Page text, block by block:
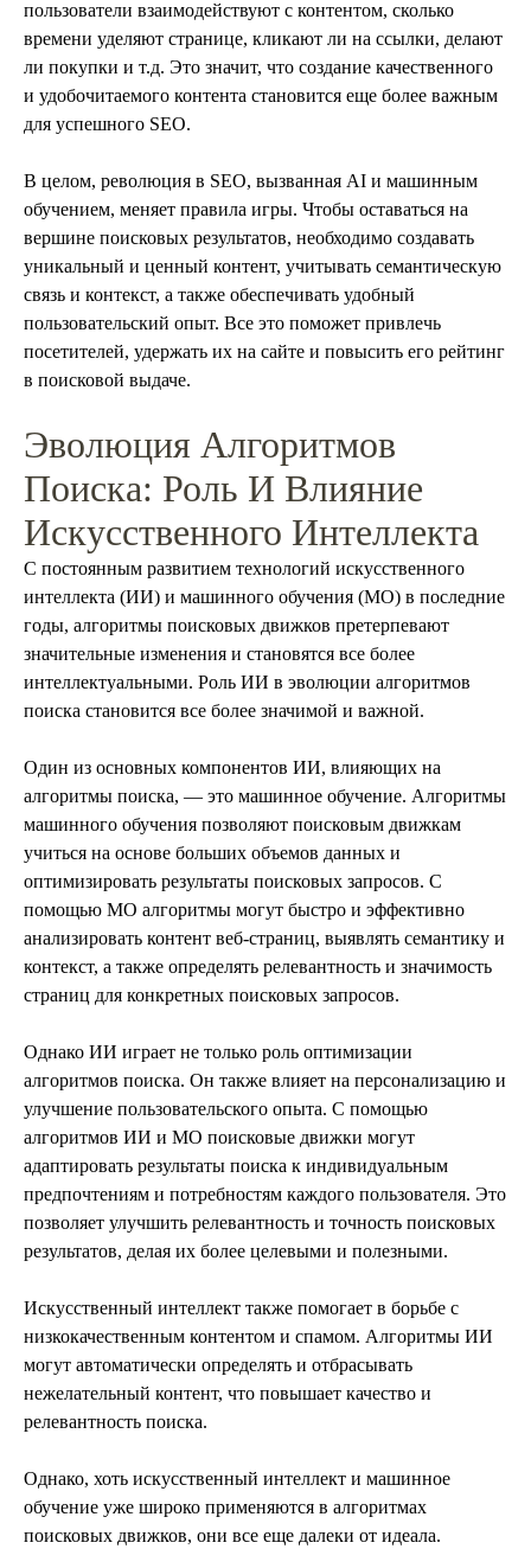
пользователи взаимодействуют с контентом, сколько
времени уделяют странице, кликают ли на ссылки, делают
ли покупки и т.д. Это значит, что создание качественного
и удобочитаемого контента становится еще более важным
для успешного SEO.
В целом, революция в SEO, вызванная AI и машинным
обучением, меняет правила игры. Чтобы оставаться на
вершине поисковых результатов, необходимо создавать
уникальный и ценный контент, учитывать семантическую
связь и контекст, а также обеспечивать удобный
пользовательский опыт. Все это поможет привлечь
посетителей, удержать их на сайте и повысить его рейтинг
в поисковой выдаче.
Эволюция Алгоритмов
Поиска: Роль И Влияние
Искусственного Интеллекта
С постоянным развитием технологий искусственного
интеллекта (ИИ) и машинного обучения (МО) в последние
годы, алгоритмы поисковых движков претерпевают
значительные изменения и становятся все более
интеллектуальными. Роль ИИ в эволюции алгоритмов
поиска становится все более значимой и важной.
Один из основных компонентов ИИ, влияющих на
алгоритмы поиска, — это машинное обучение. Алгоритмы
машинного обучения позволяют поисковым движкам
учиться на основе больших объемов данных и
оптимизировать результаты поисковых запросов. С
помощью МО алгоритмы могут быстро и эффективно
анализировать контент веб-страниц, выявлять семантику и
контекст, а также определять релевантность и значимость
страниц для конкретных поисковых запросов.
Однако ИИ играет не только роль оптимизации
алгоритмов поиска. Он также влияет на персонализацию и
улучшение пользовательского опыта. С помощью
алгоритмов ИИ и МО поисковые движки могут
адаптировать результаты поиска к индивидуальным
предпочтениям и потребностям каждого пользователя. Это
позволяет улучшить релевантность и точность поисковых
результатов, делая их более целевыми и полезными.
Искусственный интеллект также помогает в борьбе с
низкокачественным контентом и спамом. Алгоритмы ИИ
могут автоматически определять и отбрасывать
нежелательный контент, что повышает качество и
релевантность поиска.
Однако, хоть искусственный интеллект и машинное
обучение уже широко применяются в алгоритмах
поисковых движков, они все еще далеки от идеала.